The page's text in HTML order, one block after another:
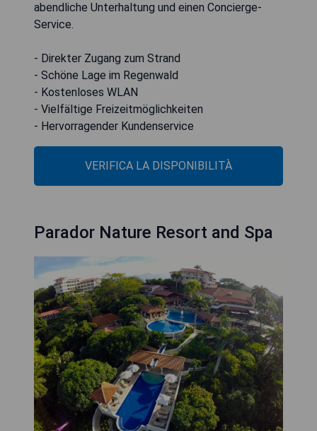
abendliche Unterhaltung und einen Concierge-
Service.
- Direkter Zugang zum Strand
- Schöne Lage im Regenwald
- Kostenloses WLAN
- Vielfältige Freizeitmöglichkeiten
- Hervorragender Kundenservice
VERIFICA LA DISPONIBILITÀ
Parador Nature Resort and Spa